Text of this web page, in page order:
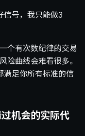
信号，我只能做3
个有次数纪律的交易
险曲线会难看很多。
满足你所有标准的信
机会的实际代